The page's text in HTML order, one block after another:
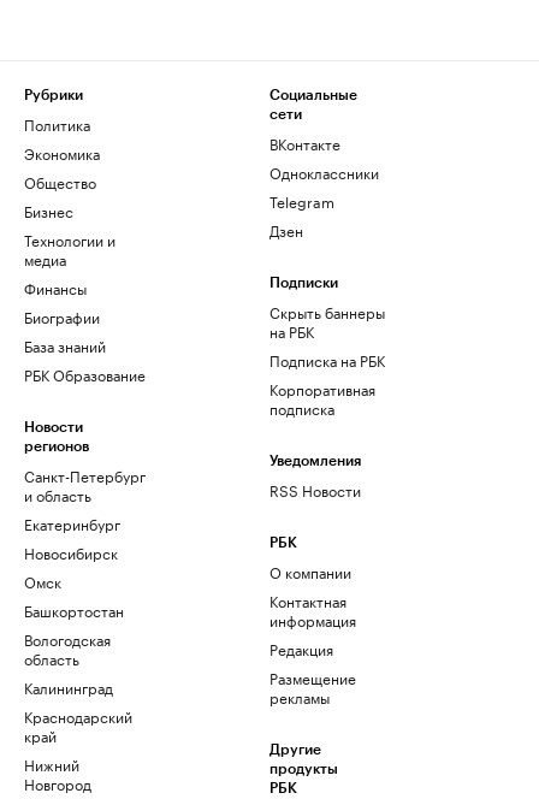
Рубрики
Политика
Экономика
Общество
Бизнес
Технологии и
медиа
Финансы
Биографии
База знаний
РБК Образование
Новости
регионов
Санкт-Петербург
и область
Екатеринбург
Новосибирск
Омск
Башкортостан
Вологодская
область
Калининград
Краснодарский
край
Нижний
Новгород
Социальные
сети
ВКонтакте
Одноклассники
Telegram
Дзен
Подписки
Скрыть баннеры
на РБК
Подписка на РБК
Корпоративная
подписка
Уведомления
RSS Новости
РБК
О компании
Контактная
информация
Редакция
Размещение
рекламы
Другие
продукты
РБК